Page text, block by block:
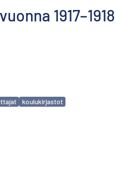
1917–1918
koulukirjastot